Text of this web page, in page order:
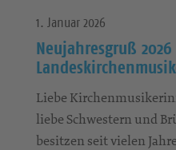
1. Januar 2026
Neujahresgruß 2026
Liebe
liebe Schwestern und
besitzen seit vielen